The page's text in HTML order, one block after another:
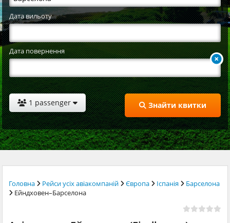
Дата вильоту
Дата повернення
1 passenger Знайти квитки
Головна Рейси усіх авіакомпаній Європа Іспанія
Барселона
Ейндховен–Барселона